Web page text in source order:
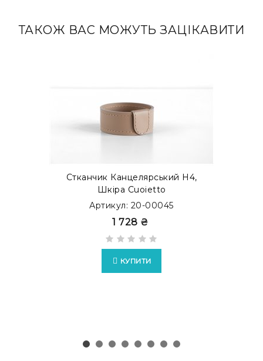
ТАКОЖ ВАС МОЖУТЬ ЗАЦІКАВИТИ
Стканчик Канцелярський H4,
Шкіра Cuoietto
Артикул: 20-00045
1 728 ₴
КУПИТИ